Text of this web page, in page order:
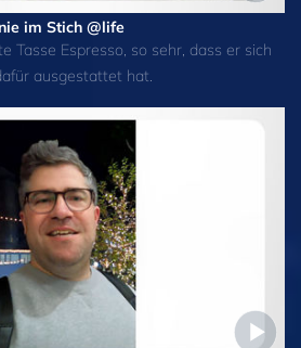
im Stich @life
Tasse Espresso, so sehr, dass er sich
ausgestattet hat.